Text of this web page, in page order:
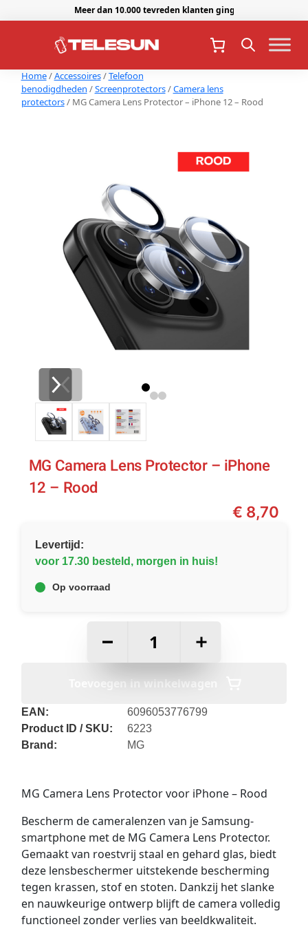
Meer dan 10.000 tevreden klanten gingen je voor.
Home/Accessoires/Telefoon
benodigdheden /Screenprotectors/Camera lens
protectors/ MG Camera Lens Protector – iPhone 12 – Rood
MG Camera Lens Protector – iPhone
12 – Rood
€ 8,70
Levertijd:
voor 17.30 besteld, morgen in huis!
Op voorraad
+
Toevoegen in winkelwagen
EAN:
6096053776799
Product ID / SKU:
6223
Brand:
MG
MG Camera Lens Protector voor iPhone – Rood
Bescherm de cameralenzen van je Samsung-
smartphone met de MG Camera Lens Protector.
Gemaakt van roestvrij staal en gehard glas, biedt
deze lensbeschermer uitstekende bescherming
tegen krassen, stof en stoten. Dankzij het slanke
en nauwkeurige ontwerp blijft de camera volledig
functioneel zonder verlies van beeldkwaliteit.